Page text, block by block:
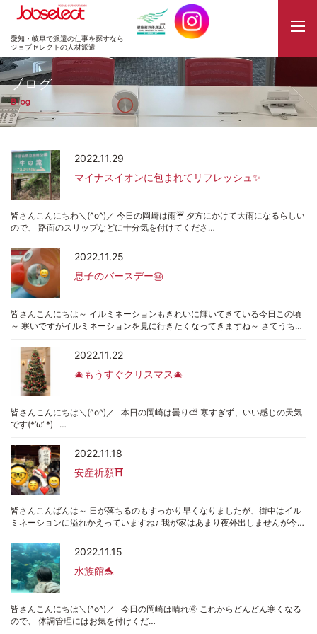
JobSelect
愛知・岐阜で派遣の仕事を探すなら
ジョブセレクトの人材派遣
ブログ
Blog
2022.11.29
マイナスイオンに包まれてリフレッシュ✨
皆さんこんにちわ＼(^o^)／ 今日の岡崎は雨☔ 夕方にかけて大雨になるらしい
ので、 路面のスリップなどに十分気を付けてくださ…
2022.11.25
息子のバースデー🎂
皆さんこんにちは～ イルミネーションもきれいに輝いてきている今日この頃
～ 寒いですがイルミネーションを見に行きたくなってきますね～ さてうち…
2022.11.22
🎄もうすぐクリスマス🎄
皆さんこんにちは＼(^o^)／ 本日の岡崎は曇り⛅ 寒すぎず、いい感じの天気
です(*‘ω‘ *) …
2022.11.18
安産祈願⛩️
皆さんこんばんは～ 日が落ちるのもすっかり早くなりましたが、街中はイル
ミネーションに溢れかえっていますね♪ 我が家はあまり夜外出しませんが今…
2022.11.15
水族館🐬
皆さんこんにちは＼(^o^)／ 今日の岡崎は晴れ🌞 これからどんどん寒くなる
ので、 体調管理にはお気を付けくだ…